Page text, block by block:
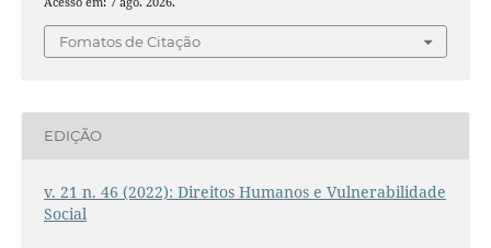
Fomatos de Citação
EDIÇÃO
v. 21 n. 46 (2022): Direitos Humanos e Vulnerabilidade
Social